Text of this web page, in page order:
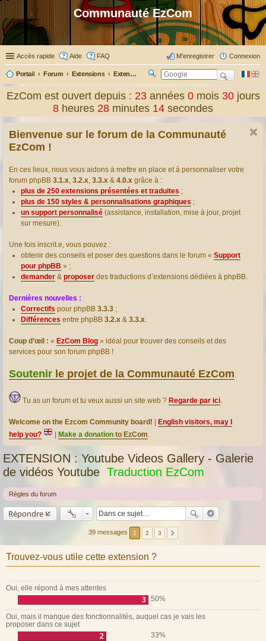
Communauté EzCom
Accès rapide Aide FAQ Connexion
M’enregistrer
Portail Forum Extensions Extensions présentées & traduites
ec
ch
er
EzCom est ouvert depuis : 23 années0 mois30 jours
8 heures 28 minutes 15 secondes
Bienvenue sur le forum de la Communauté
EzCom !
En ces lieux, nous vous aidons à mettre en place et à personnaliser votre
forum phpBB 3.1.x, 3.2.x, 3.3.x & 4.0.x grâce à :
plus de 250 extensions présentées et traduites ;
plus de 150 styles & personnalisations graphiques ;
un support personnalisé (assistance, installation, mise à jour, projet
sur mesure).
Une fois inscrit.e, vous pouvez :
obtenir des conseils et poser des questions dans le forum « Support
pour phpBB » ;
demander & proposer des traductions d’extensions dédiées à phpBB.
Dernières nouvelles :
Correctifs pour phpBB 3.3.3 ;
Différences entre phpBB 3.2.x & 3.3.x.
Coup d’œil : « EzCom Blog » idéal pour trouver des conseils et des
services pour son forum phpBB !
Soutenir le projet de la Communauté EzCom.
Tu as un forum et tu veux aussi un site web ? Regarde par ici.
Welcome on the Ezcom Community board!
English visitors, may I
help you?
Make a donation to EzCom.
EXTENSION : Youtube Videos Gallery - Galerie
de vidéos Youtube Traduction EzCom
Règles du forum
Répondre
39 messages 1 2 3
Trouvez-vous utile cette extension ?
Oui, elle répond à mes attentes
3 50%
Oui, mais il manque des fonctionnalités, auquel cas je vais les
proposer dans ce sujet
2
33%